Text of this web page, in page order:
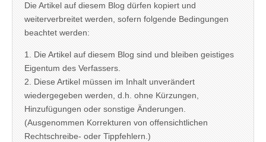
Die Artikel auf diesem Blog dürfen kopiert und
weiterverbreitet werden, sofern folgende Bedingungen
beachtet werden:
1. Die Artikel auf diesem Blog sind und bleiben geistiges
Eigentum des Verfassers.
2. Diese Artikel müssen im Inhalt unverändert
wiedergegeben werden, d.h. ohne Kürzungen,
Hinzufügungen oder sonstige Änderungen.
(Ausgenommen Korrekturen von offensichtlichen
Rechtschreibe- oder Tippfehlern.)